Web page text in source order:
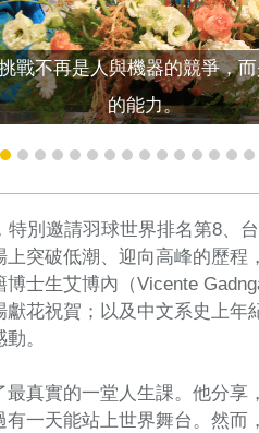
戰不再是人與機器的競爭，
的能力。
別邀請羽球世界排名第8、
突破低潮、迎向高峰的歷
士生艾博內（Vicente
花祝賀；以及中文系史上
。
真實的一堂人生課。他分享
一天能站上世界舞台。然